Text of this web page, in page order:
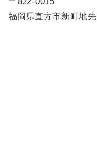
福岡県直方市新町地先